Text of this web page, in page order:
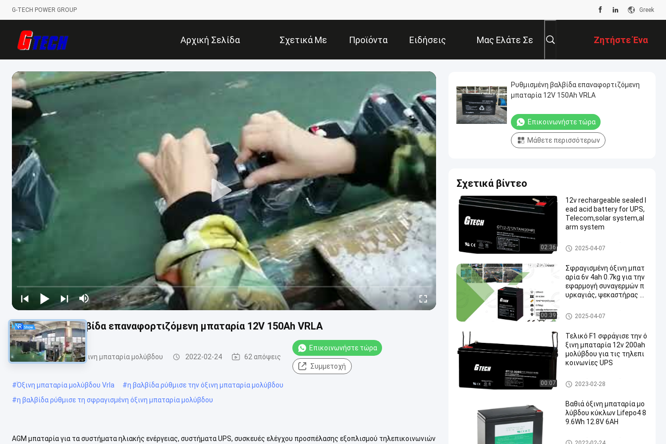
G-TECH POWER GROUP Greek
Αρχική Σελίδα Σχετικά Με Προϊόντα Ειδήσεις Μας Ελάτε Σε
Επαφή Με
Ζητήστε Ένα
Απόσπασμα
Ρυθμισμένη βαλβίδα επαναφορτιζόμενη μπαταρία 12V 150Ah VRLA
VRLA ρύθμισε την όξινη μπαταρία μολύβδου 2022-02-24 62 απόψεις
Επικοινωνήστε τώρα
Συμμετοχή
#Όξινη μπαταρία μολύβδου Vrla #η βαλβίδα ρύθμισε την όξινη μπαταρία μολύβδου
#η βαλβίδα ρύθμισε τη σφραγισμένη όξινη μπαταρία μολύβδου
AGM μπαταρία για τα συστήματα ηλιακής ενέργειας, συστήματα UPS, συσκευές ελέγχου προσπέλασης εξοπλισμού τηλεπικοινωνιών
Ρυθμισμένη βαλβίδα επαναφορτιζόμενη
μπαταρία 12V 150Ah VRLA
Επικοινωνήστε τώρα
Μάθετε περισσότερων
Σχετικά βίντεο
02:36
12v rechargeable sealed l
ead acid battery for UPS,
Telecom,solar system,al
arm system
VRLA ρύθμισε την όξινη μπατ
αρία μολύβδου
2025-04-07
00:39
Σφραγισμένη όξινη μπατ
αρία 6v 4ah 0.7kg για την
εφαρμογή συναγερμών π
υρκαγιάς, ψεκαστήρας μο
θερη επαναφορτιζόμενη
VRLA ρύθμισε την όξινη μπατ
αρία μολύβδου
2025-04-07
00:07
Τελικό F1 σφράγισε την ό
ξινη μπαταρία 12v 200ah
μολύβδου για τις τηλεπι
κοινωνίες UPS
VRLA ρύθμισε την όξινη μπατ
αρία μολύβδου
2023-02-28
Βαθιά όξινη μπαταρία μο
λύβδου κύκλων Lifepo4 8
9.6Wh 12.8V 6AH
VRLA ρύθμισε την όξινη μπατ